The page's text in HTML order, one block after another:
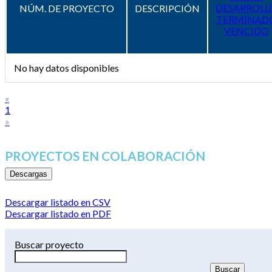
NÚM. DE PROYECTO DESCRIPCIÓN
VENCIDO
No hay datos disponibles
«
1
»
PROYECTOS EN COLABORACIÓN
Descargas
Descargar listado en CSV
Descargar listado en PDF
Buscar proyecto